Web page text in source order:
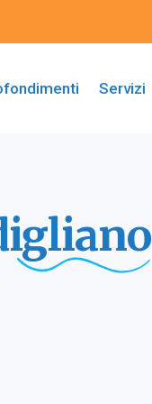
Servizi